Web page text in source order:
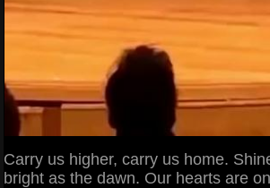
Carry us higher, carry us home.
bright as the dawn. Our hearts are